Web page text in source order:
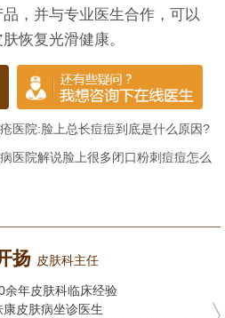
，并与专业医生合作，可以
恢复光滑健康。
医院:脸上总长痘痘到底是什么原因?
医院解说脸上很多闭口粉刺痘痘怎么
扬 皮肤科主任
年皮肤科临床经验
皮肤病坐诊医生